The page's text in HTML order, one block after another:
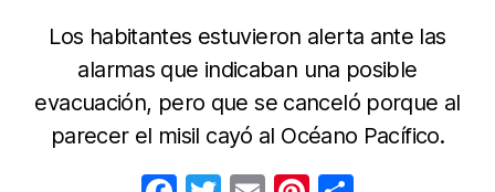
Los habitantes estuvieron alerta ante las
alarmas que indicaban una posible
evacuación, pero que se canceló porque al
parecer el misil cayó al Océano Pacífico.